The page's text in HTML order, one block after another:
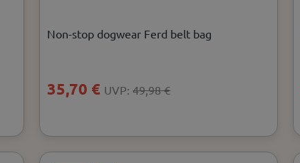
Non-stop dogwear Ferd belt bag
UVP:49,98 €
35,70 €